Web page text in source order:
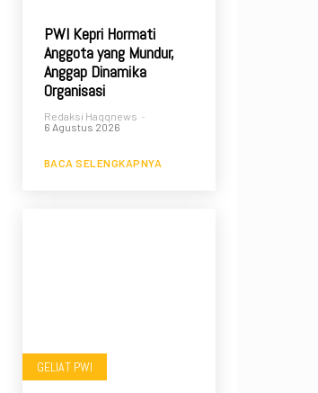
PWI Kepri Hormati
Anggota yang Mundur,
Anggap Dinamika
Organisasi
Redaksi Haqqnews -
6 Agustus 2026
BACA SELENGKAPNYA
GELIAT PWI